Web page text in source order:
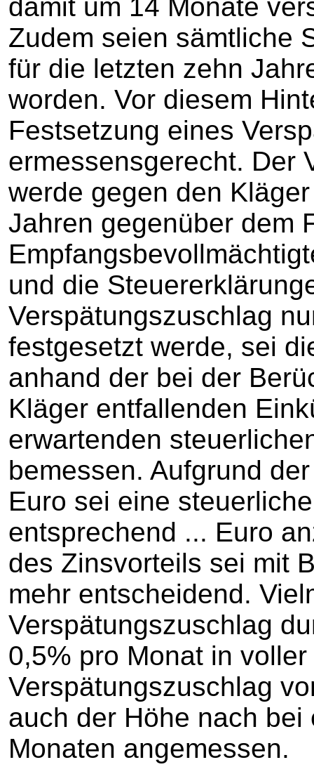
damit um 14 Monate
Zudem seien sämtliche
für die letzten zehn
worden. Vor diesem
Festsetzung eines
ermessensgerecht. Der
werde gegen den
Jahren gegenüber dem
und die
Verspätungszuschlag
festgesetzt werde, sei
anhand der bei der
Kläger entfallenden
erwartenden
bemessen. Aufgrund
Euro sei eine
entsprechend ... Euro
des Zinsvorteils sei mit
mehr entscheidend.
Verspätungszuschlag
0,5% pro Monat in
Verspätungszuschlag
auch der Höhe nach
Monaten angemessen.